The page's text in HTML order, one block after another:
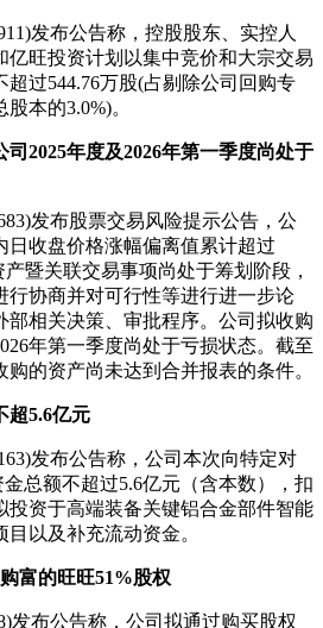
发布公告称，控股股东、实控人
亿旺投资计划以集中竞价和大宗交易
过544.76万股(占剔除公司回购专
本的3.0%)。
2025年度及2026年第一季度尚处于
发布股票交易风险提示公告，公
日收盘价格涨幅偏离值累计超过
暨关联交易事项尚处于筹划阶段，
行协商并对可行性等进行进一步论
部相关决策、审批程序。公司拟收购
年第一季度尚处于亏损状态。截至
的资产尚未达到合并报表的条件。
超5.6亿元
发布公告称，公司本次向特定对
总额不超过5.6亿元（含本数），扣
投资于高端装备关键铝合金部件智能
以及补充流动资金。
富的旺旺51%股权
发布公告称，公司拟通过购买股权